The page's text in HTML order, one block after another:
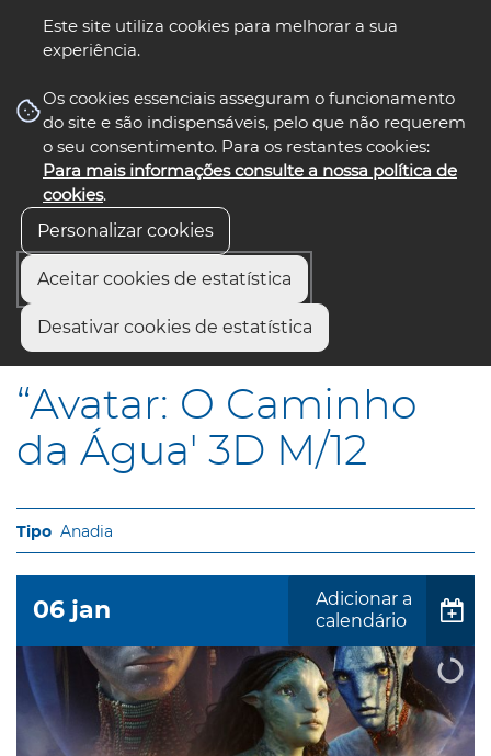
Este site utiliza cookies para melhorar a sua
experiência.
Os cookies essenciais asseguram o funcionamento
do site e são indispensáveis, pelo que não requerem
o seu consentimento. Para os restantes cookies:
Para mais informações consulte a nossa política de
cookies.
Personalizar cookies
Aceitar cookies de estatística
Desativar cookies de estatística
nos select language
Início
“Avatar: O Caminho da Água" 3D M/12
“Avatar: O Caminho
da Água' 3D M/12
Anadia
06 jan
Adicionar a
calendário